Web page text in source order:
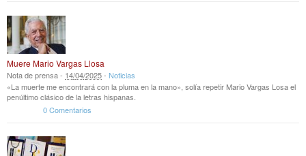
Muere Mario Vargas Llosa
Nota de prensa - 14/04/2025- Noticias
«La muerte me encontrará con la pluma en la mano», solía repetir Mario Vargas Losa el
penúltimo clásico de la letras hispanas.
0 Comentarios